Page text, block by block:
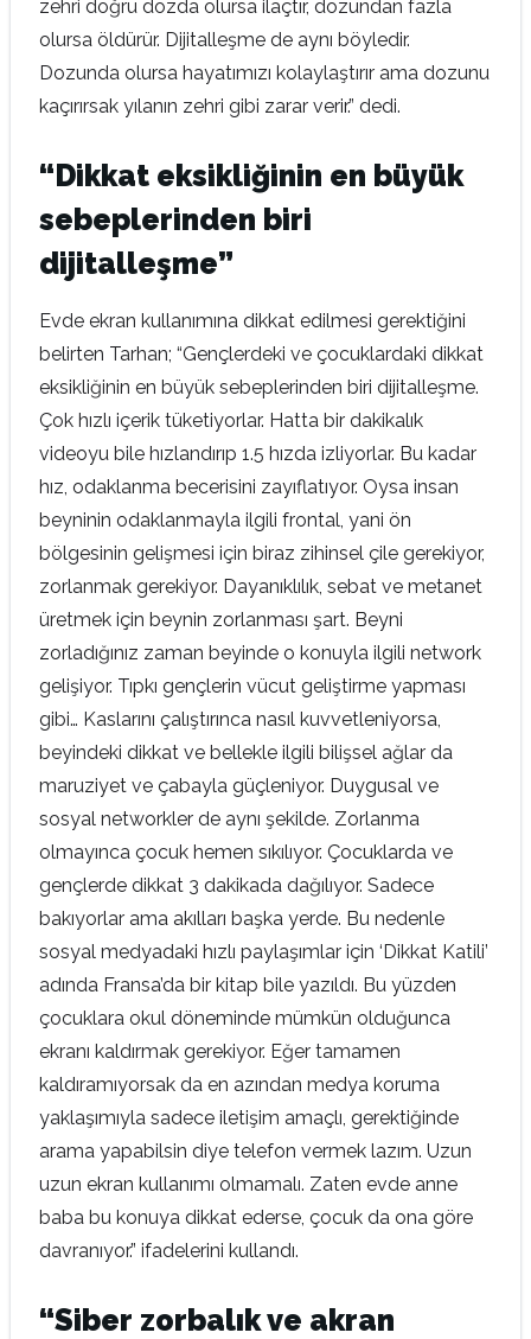
zehri doğru dozda olursa ilaçtır, dozundan fazla
olursa öldürür. Dijitalleşme de aynı böyledir.
Dozunda olursa hayatımızı kolaylaştırır ama dozunu
kaçırırsak yılanın zehri gibi zarar verir.” dedi.
“Dikkat eksikliğinin en büyük
sebeplerinden biri
dijitalleşme”
Evde ekran kullanımına dikkat edilmesi gerektiğini
belirten Tarhan; “Gençlerdeki ve çocuklardaki dikkat
eksikliğinin en büyük sebeplerinden biri dijitalleşme.
Çok hızlı içerik tüketiyorlar. Hatta bir dakikalık
videoyu bile hızlandırıp 1.5 hızda izliyorlar. Bu kadar
hız, odaklanma becerisini zayıflatıyor. Oysa insan
beyninin odaklanmayla ilgili frontal, yani ön
bölgesinin gelişmesi için biraz zihinsel çile gerekiyor,
zorlanmak gerekiyor. Dayanıklılık, sebat ve metanet
üretmek için beynin zorlanması şart. Beyni
zorladığınız zaman beyinde o konuyla ilgili network
gelişiyor. Tıpkı gençlerin vücut geliştirme yapması
gibi… Kaslarını çalıştırınca nasıl kuvvetleniyorsa,
beyindeki dikkat ve bellekle ilgili bilişsel ağlar da
maruziyet ve çabayla güçleniyor. Duygusal ve
sosyal networkler de aynı şekilde. Zorlanma
olmayınca çocuk hemen sıkılıyor. Çocuklarda ve
gençlerde dikkat 3 dakikada dağılıyor. Sadece
bakıyorlar ama akılları başka yerde. Bu nedenle
sosyal medyadaki hızlı paylaşımlar için ‘Dikkat Katili’
adında Fransa’da bir kitap bile yazıldı. Bu yüzden
çocuklara okul döneminde mümkün olduğunca
ekranı kaldırmak gerekiyor. Eğer tamamen
kaldıramıyorsak da en azından medya koruma
yaklaşımıyla sadece iletişim amaçlı, gerektiğinde
arama yapabilsin diye telefon vermek lazım. Uzun
uzun ekran kullanımı olmamalı. Zaten evde anne
baba bu konuya dikkat ederse, çocuk da ona göre
davranıyor.” ifadelerini kullandı.
“Siber zorbalık ve akran